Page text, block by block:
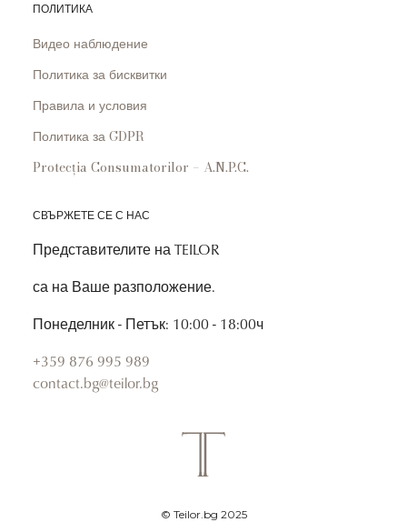
ПОЛИТИКА
Видео наблюдение
Политика за бисквитки
Правила и условия
Политика за GDPR
Protecția Consumatorilor – A.N.P.C.
СВЪРЖЕТЕ СЕ С НАС
Представителите на TEILOR
са на Ваше разположение.
Понеделник - Петък: 10:00 - 18:00ч
+359 876 995 989
contact.bg@teilor.bg
© Teilor.bg 2025